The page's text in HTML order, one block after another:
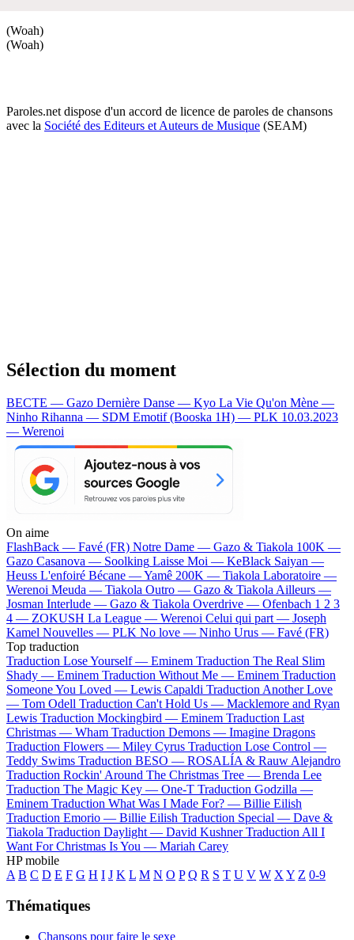
(Woah)
(Woah)
Paroles.net dispose d'un accord de licence de paroles de chansons
avec la Société des Editeurs et Auteurs de Musique (SEAM)
Sélection du moment
BECTE — Gazo Dernière Danse — Kyo La Vie Qu'on Mène —
Ninho Rihanna — SDM Emotif (Booska 1H) — PLK 10.03.2023
— Werenoi
On aime
FlashBack — Favé (FR) Notre Dame — Gazo & Tiakola 100K —
Gazo Casanova — Soolking Laisse Moi — KeBlack Saiyan —
Heuss L'enfoiré Bécane —Yamê 200K — Tiakola Laboratoire —
Werenoi Meuda — Tiakola Outro — Gazo & TiakolaAilleurs —
Josman Interlude — Gazo & Tiakola Overdrive — Ofenbach 1 2 3
4 — ZOKUSH La League — Werenoi Celui qui part — Joseph
Kamel Nouvelles — PLK No love — Ninho Urus — Favé (FR)
Top traduction
Traduction Lose Yourself — Eminem Traduction The Real Slim
Shady — Eminem Traduction Without Me — Eminem Traduction
Someone You Loved — Lewis Capaldi Traduction Another Love
— Tom Odell Traduction Can't Hold Us — Macklemore and Ryan
Lewis Traduction Mockingbird — Eminem Traduction Last
Christmas — Wham Traduction Demons — Imagine Dragons
Traduction Flowers — Miley Cyrus Traduction Lose Control —
Teddy Swims Traduction BESO — ROSALÍA & Rauw Alejandro
Traduction Rockin' Around The Christmas Tree — Brenda Lee
Traduction The Magic Key — One-T Traduction Godzilla —
Eminem Traduction What Was I Made For? — Billie Eilish
Traduction Emorio — Billie Eilish Traduction Special — Dave &
Tiakola Traduction Daylight — David Kushner Traduction All I
Want For Christmas Is You — Mariah Carey
HP mobile
A B C D E F G H I J K L M N O P Q R S T U V W XY Z 0-9
Thématiques
Chansons pour faire le sexe